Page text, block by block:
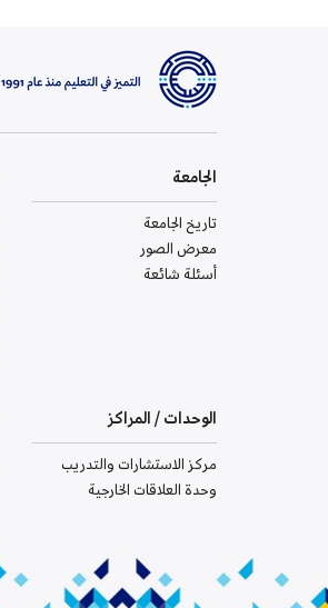
الجامعة
تاريخ الجامعة
معرض الصور
أسئلة شائعة
الوحدات / المراكز
مركز الاستشارات والتدريب
وحدة العلاقات الخارجية